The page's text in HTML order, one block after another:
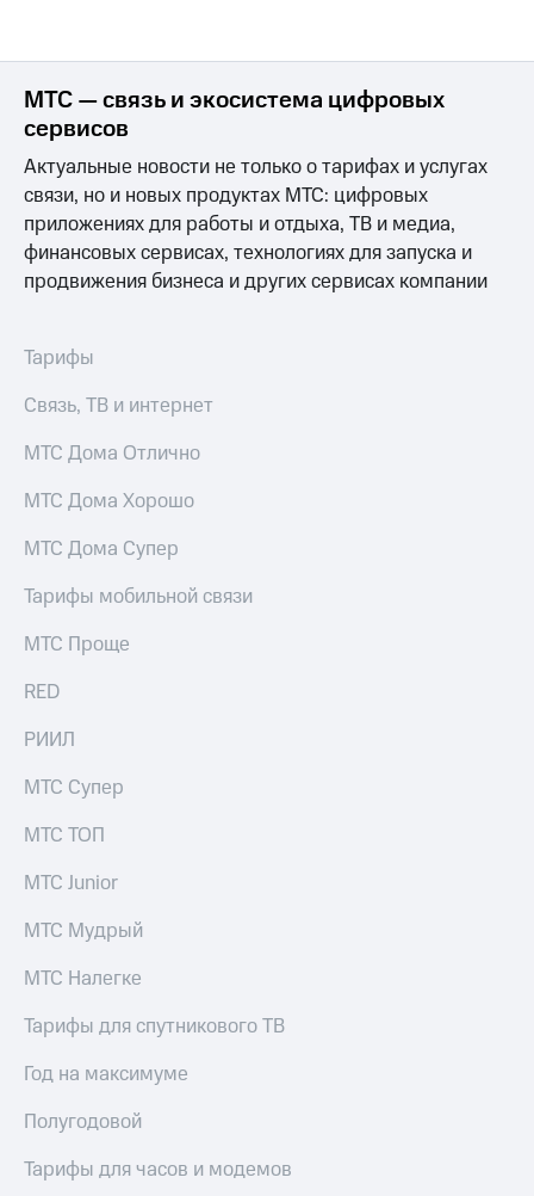
приобретения
Порядок
выкупа
акций
Дивиденды
Рынок
облигаций
Описание
Еврооблигации-2023
облигаций
Реквизиты
развитие
На главную
МТС — связь и экосистема цифровых
сервисов
Актуальные новости не только о тарифах и услугах
связи, но и новых продуктах МТС: цифровых
приложениях для работы и отдыха, ТВ и медиа,
финансовых сервисах, технологиях для запуска и
продвижения бизнеса и других сервисах компании
Тарифы
Связь, ТВ и интернет
МТС Дома Отлично
МТС Дома Хорошо
МТС Дома Супер
Тарифы мобильной связи
МТС Проще
RED
РИИЛ
МТС Супер
МТС ТОП
МТС Junior
МТС Мудрый
МТС Налегке
Тарифы для спутникового ТВ
Год на максимуме
Полугодовой
Тарифы для часов и модемов